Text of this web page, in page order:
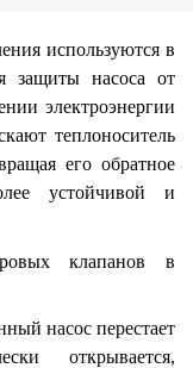
используются в
защиты насоса от
электроэнергии
теплоноситель
его обратное
устойчивой и
клапанов в
насос перестает
открывается,